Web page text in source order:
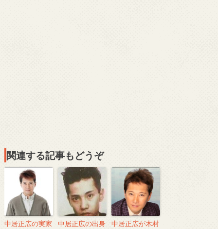
関連する記事もどうぞ
中居正広の実家
中居正広の出身
中居正広が木村